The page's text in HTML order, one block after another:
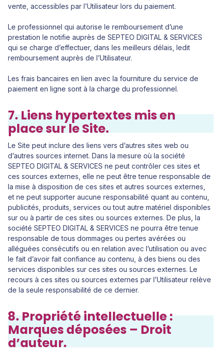
vente, accessibles par l’Utilisateur lors du paiement.
Le professionnel qui autorise le remboursement d’une
prestation le notifie auprès de SEPTEO DIGITAL & SERVICES
qui se charge d’effectuer, dans les meilleurs délais, ledit
remboursement auprès de l’Utilisateur.
Les frais bancaires en lien avec la fourniture du service de
paiement en ligne sont à la charge du professionnel.
7. Liens hypertextes mis en
place sur le Site.
Le Site peut inclure des liens vers d’autres sites web ou
d’autres sources internet. Dans la mesure où la société
SEPTEO DIGITAL & SERVICES ne peut contrôler ces sites et
ces sources externes, elle ne peut être tenue responsable de
la mise à disposition de ces sites et autres sources externes,
et ne peut supporter aucune responsabilité quant au contenu,
publicités, produits, services ou tout autre matériel disponibles
sur ou à partir de ces sites ou sources externes. De plus, la
société SEPTEO DIGITAL & SERVICES ne pourra être tenue
responsable de tous dommages ou pertes avérées ou
alléguées consécutifs ou en relation avec l’utilisation ou avec
le fait d’avoir fait confiance au contenu, à des biens ou des
services disponibles sur ces sites ou sources externes. Le
recours à ces sites ou sources externes par l’Utilisateur relève
de la seule responsabilité de ce dernier.
8. Propriété intellectuelle :
Marques déposées – Droit
d’auteur.